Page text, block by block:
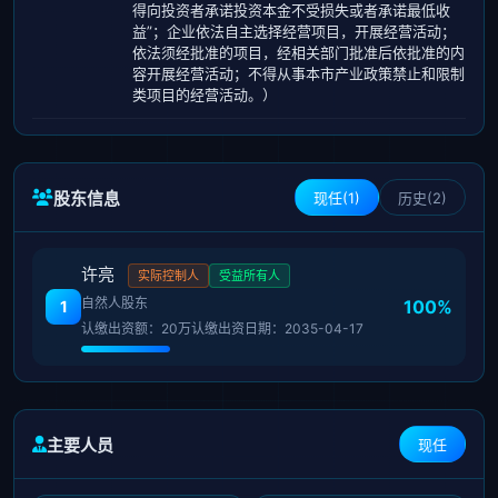
得向投资者承诺投资本金不受损失或者承诺最低收
益”；企业依法自主选择经营项目，开展经营活动；
依法须经批准的项目，经相关部门批准后依批准的内
容开展经营活动；不得从事本市产业政策禁止和限制
类项目的经营活动。）
股东信息 现任(1) 历史(2)
1
许亮 实际控制人 受益所有人
自然人股东
认缴出资额：20万认缴出资日期：2035-04-17
100%
主要人员 现任